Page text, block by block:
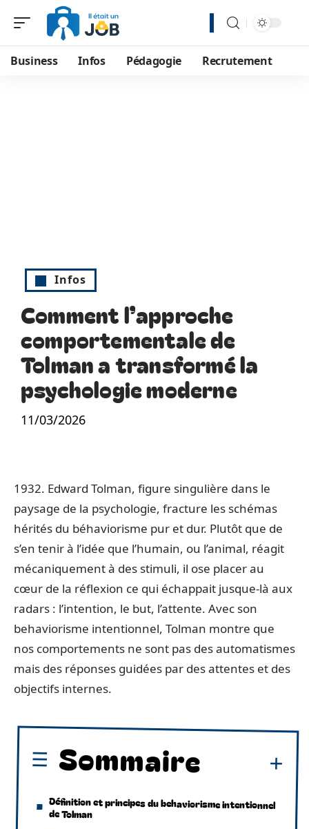
Business Infos Pédagogie Recrutement
Infos
Comment l’approche
comportementale de
Tolman a transformé la
psychologie moderne
11/03/2026
1932. Edward Tolman, figure singulière dans le
paysage de la psychologie, fracture les schémas
hérités du béhaviorisme pur et dur. Plutôt que de
s’en tenir à l’idée que l’humain, ou l’animal, réagit
mécaniquement à des stimuli, il ose placer au
cœur de la réflexion ce qui échappait jusque-là aux
radars : l’intention, le but, l’attente. Avec son
behaviorisme intentionnel, Tolman montre que
nos comportements ne sont pas des automatismes
mais des réponses guidées par des attentes et des
objectifs internes.
Sommaire
Définition et principes du behaviorisme intentionnel
de Tolman